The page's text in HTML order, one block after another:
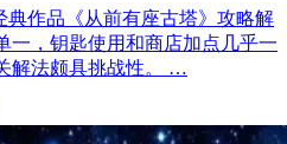
典作品《从前有座古塔》攻略解
一，钥匙使用和商店加点几乎一
解法颇具挑战性。 …